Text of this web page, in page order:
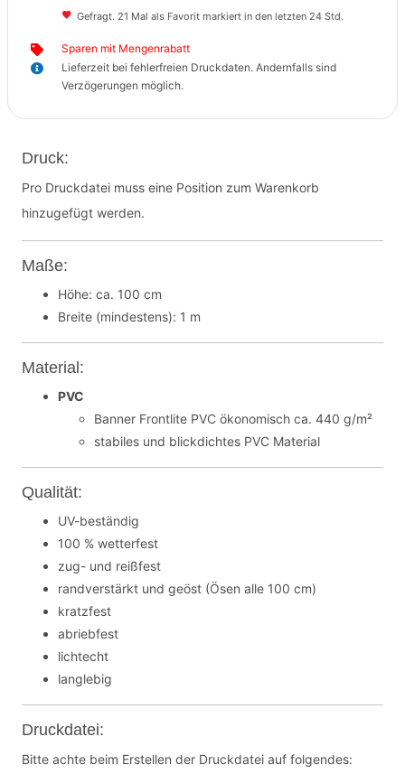
Gefragt. 21 Mal als Favorit markiert in den letzten 24 Std.
Sparen mit Mengenrabatt
Lieferzeit bei fehlerfreien Druckdaten. Andernfalls sind
Verzögerungen möglich.
Druck:
Pro Druckdatei muss eine Position zum Warenkorb
hinzugefügt werden.
Maße:
Höhe: ca. 100 cm
Breite (mindestens): 1 m
Material:
PVC
Banner Frontlite PVC ökonomisch ca. 440 g/m²
stabiles und blickdichtes PVC Material
Qualität:
UV-beständig
100 % wetterfest
zug- und reißfest
randverstärkt und geöst (Ösen alle 100 cm)
kratzfest
abriebfest
lichtecht
langlebig
Druckdatei:
Bitte achte beim Erstellen der Druckdatei auf folgendes: